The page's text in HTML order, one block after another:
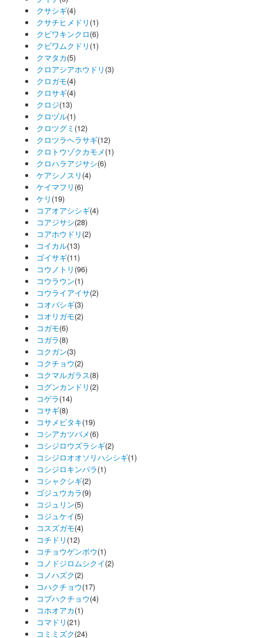
クサシギ(4)
クサチヒメドリ (1)
クビワキンクロ(6)
クビワムクドリ (1)
クマタカ(5)
クロアシアホウドリ (3)
クロガモ(4)
クロサギ(4)
クロジ(13)
クロヅル(1)
クロツグミ (12)
クロツラヘラサギ(12)
クロトウゾクカモメ(1)
クロハラアジサシ(6)
ケアシノスリ (4)
ケイマフリ (6)
ケリ (19)
コアオアシシギ(4)
コアジサシ(28)
コアホウドリ (2)
コイカル(13)
ゴイサギ(11)
コウノトリ (96)
コウラウン(1)
コウライアイサ(2)
コオバシギ(3)
コオリガモ(2)
コガモ(6)
コガラ(8)
コクガン(3)
コクチョウ(2)
コクマルガラス(8)
コグンカンドリ (2)
コゲラ(14)
コサギ(8)
コサメビタキ(19)
コシアカツバメ(6)
コシジロウズラシギ(2)
コシジロオオソリハシシギ(1)
コシジロキンパラ(1)
コシャクシギ(2)
ゴジュウカラ(9)
コジュリン(5)
コジュケイ(5)
コスズガモ(4)
コチドリ (12)
コチョウゲンボウ(1)
コノドジロムシクイ(2)
コノハズク(2)
コハクチョウ(17)
コブハクチョウ(4)
コホオアカ(1)
コマドリ (21)
コミミズク(24)